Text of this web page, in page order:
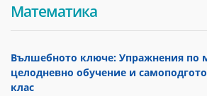
Математика
Вълшебното ключе: Упражнения по
целодневно обучение и
клас